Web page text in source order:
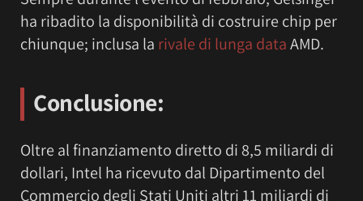
ha ribadito la disponibilità di costruire chip per
chiunque; inclusa la rivale di lunga dataAMD.
Conclusione:
Oltre al finanziamento diretto di 8,5 miliardi di
dollari, Intel ha ricevuto dal Dipartimento del
Commercio degli Stati Uniti altri 11 miliardi di